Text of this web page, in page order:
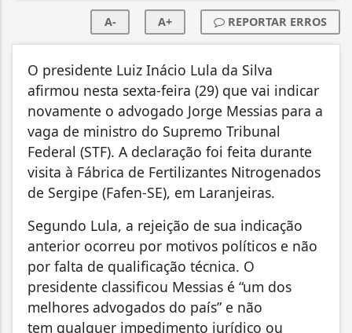
A- A+ REPORTAR ERROS
O presidente Luiz Inácio Lula da Silva
afirmou nesta sexta-feira (29) que vai indicar
novamente o advogado Jorge Messias para a
vaga de ministro do Supremo Tribunal
Federal (STF). A declaração foi feita durante
visita à Fábrica de Fertilizantes Nitrogenados
de Sergipe (Fafen-SE), em Laranjeiras.
Segundo Lula, a rejeição de sua indicação
anterior ocorreu por motivos políticos e não
por falta de qualificação técnica. O
presidente classificou Messias é “um dos
melhores advogados do país” e não
tem qualquer impedimento jurídico ou